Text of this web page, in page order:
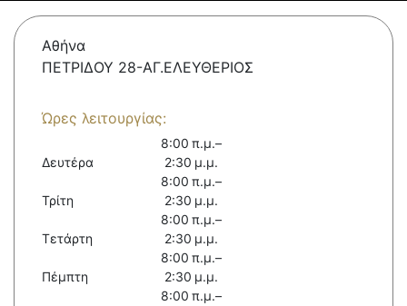
Αθήνα
ΠΕΤΡΙΔΟΥ 28-ΑΓ.ΕΛΕΥΘΕΡΙΟΣ
Ώρες λειτουργίας:
Δευτέρα
8:00 π.μ.–
2:30 μ.μ.
Τρίτη
8:00 π.μ.–
2:30 μ.μ.
Τετάρτη
8:00 π.μ.–
2:30 μ.μ.
Πέμπτη
8:00 π.μ.–
2:30 μ.μ.
8:00 π.μ.–